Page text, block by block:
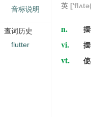
英
n.
vi.
vt.
音标说明
查词历史
flutter